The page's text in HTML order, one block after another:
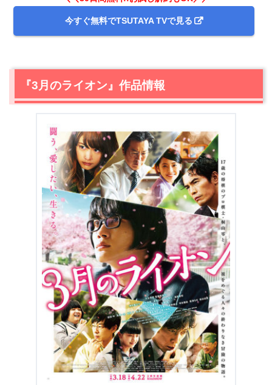
＼＼31日間無料!!お試し解約もOK／／
今すぐ無料でU-NEXTで見る
今すぐ無料でTSUTAYA TVで見る
『3月のライオン』作品情報